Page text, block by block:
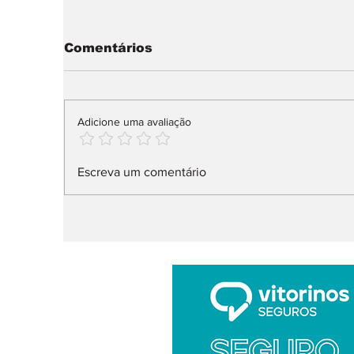
smart #2: arte urbana
Comentários
Adicione uma avaliação
Escreva um comentário